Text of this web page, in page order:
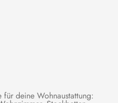
für deine Wohnaustattung: